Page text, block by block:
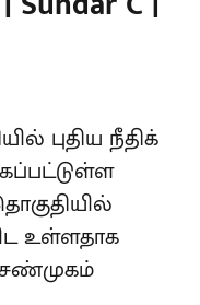
புதிய நீதிக்
உள்ளதாக